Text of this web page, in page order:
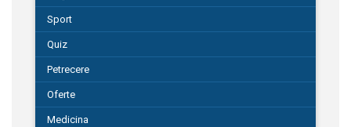
Sport
Quiz
Petrecere
Oferte
Medicina